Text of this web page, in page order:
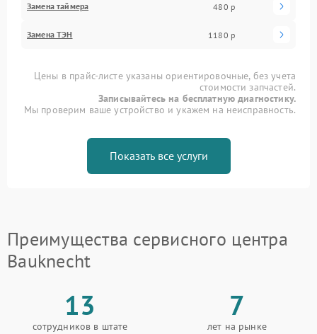
Замена таймера 480 р
Замена ТЭН 1180 р
Цены в прайс-листе указаны ориентировочные, без учета
стоимости запчастей.
Записывайтесь на бесплатную диагностику.
Мы проверим ваше устройство и укажем на неисправность.
Показать все услуги
Преимущества сервисного центра
Bauknecht
13
сотрудников в штате
7
лет на рынке